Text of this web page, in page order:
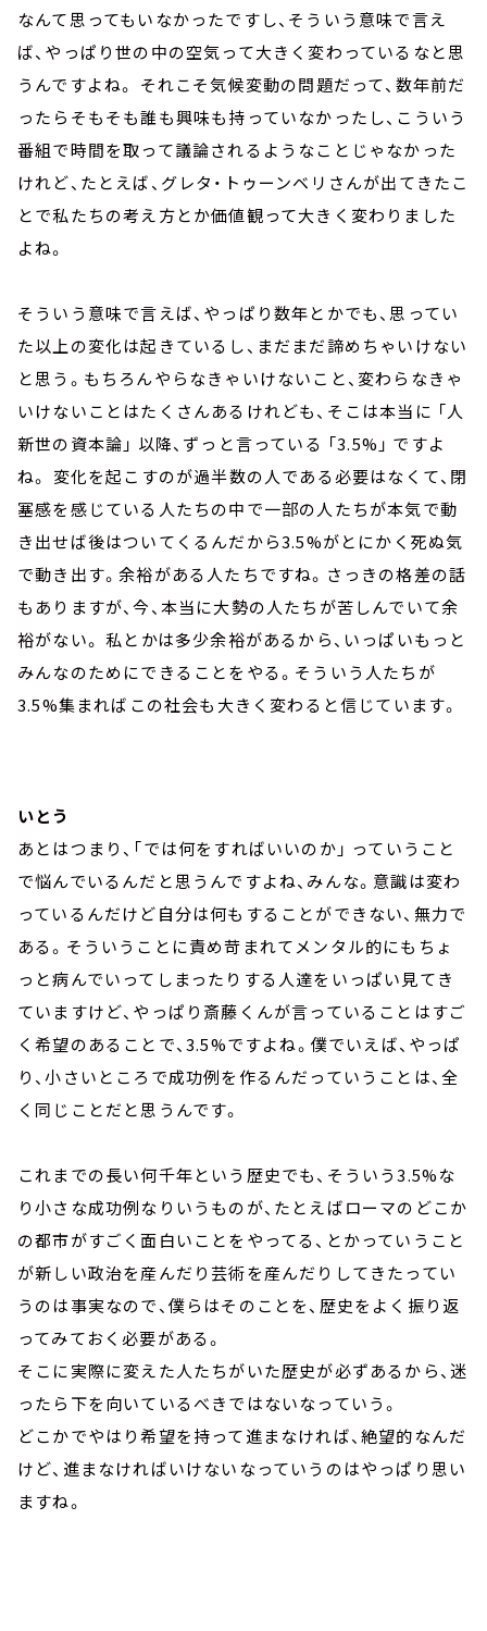
なんて思ってもいなかったですし、そういう意味で言え
ば、やっぱり世の中の空気って大きく変わっているなと思
うんですよね。 それこそ気候変動の問題だって、数年前だ
ったらそもそも誰も興味も持っていなかったし、こういう
番組で時間を取って議論されるようなことじゃなかった
けれど、たとえば、グレタ・トゥーンベリさんが出てきたこ
とで私たちの考え方とか価値観って大きく変わりました
よね。
そういう意味で言えば、やっぱり数年とかでも、思ってい
た以上の変化は起きているし、まだまだ諦めちゃいけない
と思う。もちろんやらなきゃいけないこと、変わらなきゃ
いけないことはたくさんあるけれども、そこは本当に 「人
新世の資本論」 以降、ずっと言っている 「3.5%」 ですよ
ね。 変化を起こすのが過半数の人である必要はなくて、閉
塞感を感じている人たちの中で一部の人たちが本気で動
き出せば後はついてくるんだから3.5%がとにかく死ぬ気
で動き出す。余裕がある人たちですね。さっきの格差の話
もありますが、今、本当に大勢の人たちが苦しんでいて余
裕がない。 私とかは多少余裕があるから、いっぱいもっと
みんなのためにできることをやる。そういう人たちが
3.5%集まればこの社会も大きく変わると信じています。
いとう
あとはつまり、「では何をすればいいのか」 っていうこと
で悩んでいるんだと思うんですよね、みんな。意識は変わ
っているんだけど自分は何もすることができない、無力で
ある。そういうことに責め苛まれてメンタル的にもちょ
っと病んでいってしまったりする人達をいっぱい見てき
ていますけど、やっぱり斎藤くんが言っていることはすご
く希望のあることで、3.5%ですよね。僕でいえば、やっぱ
り、小さいところで成功例を作るんだっていうことは、全
く同じことだと思うんです。
これまでの長い何千年という歴史でも、そういう3.5%な
り小さな成功例なりいうものが、たとえばローマのどこか
の都市がすごく面白いことをやってる、とかっていうこと
が新しい政治を産んだり芸術を産んだりしてきたってい
うのは事実なので、僕らはそのことを、歴史をよく振り返
ってみておく必要がある。
そこに実際に変えた人たちがいた歴史が必ずあるから、迷
ったら下を向いているべきではないなっていう。
どこかでやはり希望を持って進まなければ、絶望的なんだ
けど、進まなければいけないなっていうのはやっぱり思い
ますね。